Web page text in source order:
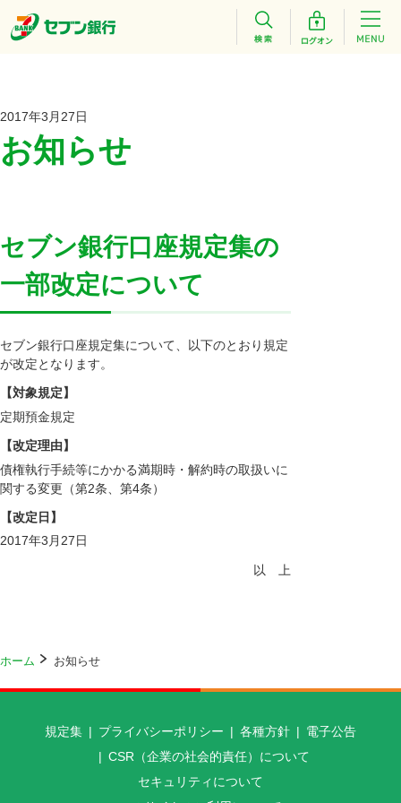
2017年3月27日
お知らせ
セブン銀行口座規定集の
一部改定について
セブン銀行口座規定集について、以下のとおり規定
が改定となります。
【対象規定】
定期預金規定
【改定理由】
債権執行手続等にかかる満期時・解約時の取扱いに
関する変更（第2条、第4条）
【改定日】
2017年3月27日
以 上
ホーム お知らせ
規定集 プライバシーポリシー 各種方針
電子公告
CSR（企業の社会的責任）について
セキュリティについて